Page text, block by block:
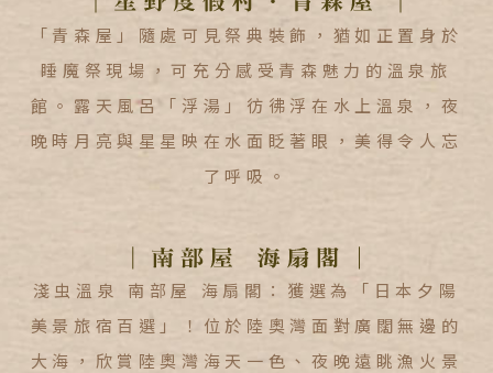
「青森屋」隨處可見祭典裝飾，猶如正置身於
睡魔祭現場，可充分感受青森魅力的溫泉旅
館。露天風呂「浮湯」彷彿浮在水上溫泉，夜
晚時月亮與星星映在水面眨著眼，美得令人忘
了呼吸。
淺虫溫泉 南部屋 海扇閣：獲選為「日本夕陽
美景旅宿百選」！位於陸奧灣面對廣闊無邊的
大海，欣賞陸奧灣海天一色、夜晚遠眺漁火景